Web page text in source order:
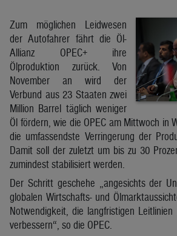
Zum möglichen Leidwesen
der Autofahrer fährt die Öl-
Allianz OPEC+ ihre
Ölproduktion zurück. Von
November an wird der
Verbund aus 23 Staaten zwei
Million Barrel täglich weniger
Öl fördern, wie die OPEC am Mittwoch in
die umfassendste Verringerung der
Damit soll der zuletzt um bis zu 30
zumindest stabilisiert werden.
Der Schritt geschehe „angesichts der
globalen Wirtschafts- und
Notwendigkeit, die langfristigen
verbessern“, so die OPEC.